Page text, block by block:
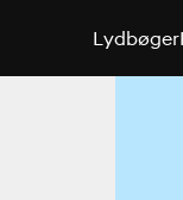
Lydbøger